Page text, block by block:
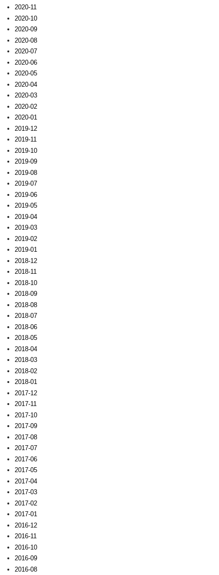
2020-11
2020-10
2020-09
2020-08
2020-07
2020-06
2020-05
2020-04
2020-03
2020-02
2020-01
2019-12
2019-11
2019-10
2019-09
2019-08
2019-07
2019-06
2019-05
2019-04
2019-03
2019-02
2019-01
2018-12
2018-11
2018-10
2018-09
2018-08
2018-07
2018-06
2018-05
2018-04
2018-03
2018-02
2018-01
2017-12
2017-11
2017-10
2017-09
2017-08
2017-07
2017-06
2017-05
2017-04
2017-03
2017-02
2017-01
2016-12
2016-11
2016-10
2016-09
2016-08